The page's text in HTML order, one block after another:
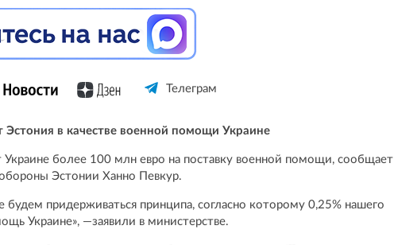
Телеграм
в качестве военной помощи Украине
более 100 млн евро на поставку военной помощи, сообщает
Эстонии Ханно Певкур.
придерживаться принципа, согласно которому 0,25% нашего
Украине», —заявили в министерстве.